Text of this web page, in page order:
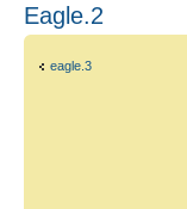
Eagle.2
eagle.3